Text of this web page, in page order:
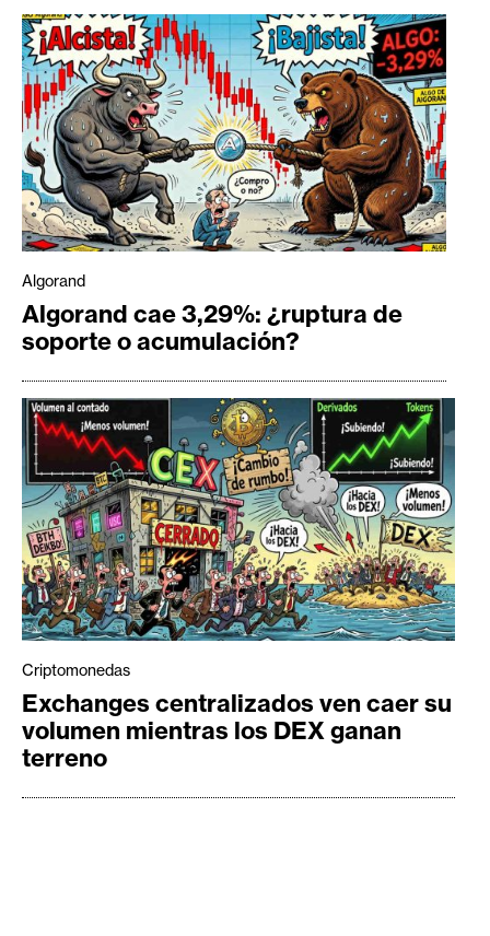
Algorand
Algorand cae 3,29%: ¿ruptura de
soporte o acumulación?
Criptomonedas
Exchanges centralizados ven caer su
volumen mientras los DEX ganan
terreno